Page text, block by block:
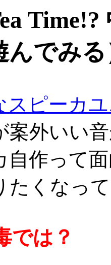
んでみ
スピーカ
案外いい
自作って
たくなっ
では？